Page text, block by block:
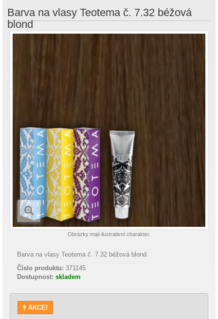
Barva na vlasy Teotema č. 7.32 béžová
blond
Obrázky mají ilustrativní charakter.
Barva na vlasy Teotema č. 7.32 béžová blond.
Číslo produktu: 371145
Dostupnost: skladem
AKCE!